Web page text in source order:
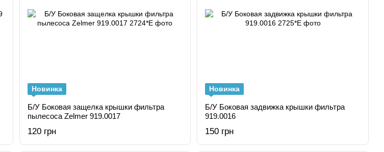
Новинка
Б/У Боковая защелка крышки фильтра
пылесоса Zelmer 919.0017
120 грн
Новинка
Б/У Боковая задвижка крышки фильтра
919.0016
150 грн